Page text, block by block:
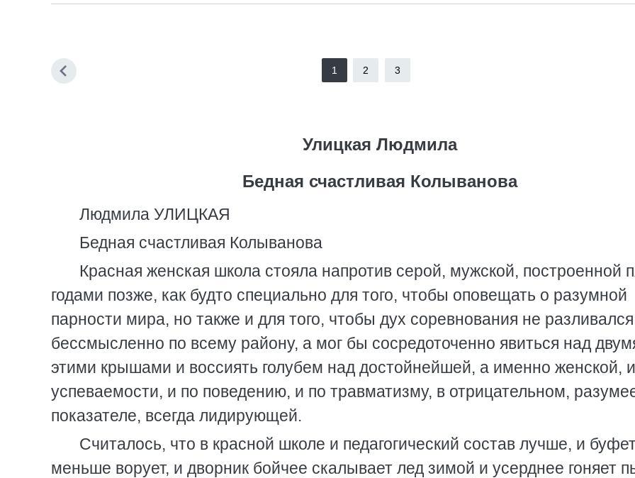
1 2 3
Улицкая Людмила
Бедная счастливая Колыванова
Людмила УЛИЦКАЯ
Бедная счастливая Колыванова
Красная женская школа стояла напротив серой, мужской, построенной
годами позже, как будто специально для того, чтобы оповещать о разумной
парности мира, но также и для того, чтобы дух соревнования не разливался
бессмысленно по всему району, а мог бы сосредоточенно явиться над
этими крышами и воссиять голубем над достойнейшей, а именно женской,
успеваемости, и по поведению, и по травматизму, в отрицательном,
показателе, всегда лидирующей.
Считалось, что в красной школе и педагогический состав лучше, и
меньше ворует, и дворник бойчее скалывает лед зимой и усерднее гоняет